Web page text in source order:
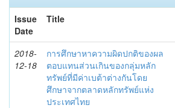
Issue
Date
Title
2018-
12-18
การศึกษาหาความผิดปกติของผล
ตอบแทนส่วนเกินของกลุ่มหลัก
ทรัพย์ที่มีค่าเบต้าต่างกันโดย
ศึกษาจากตลาดหลักทรัพย์แห่ง
ประเทศไทย